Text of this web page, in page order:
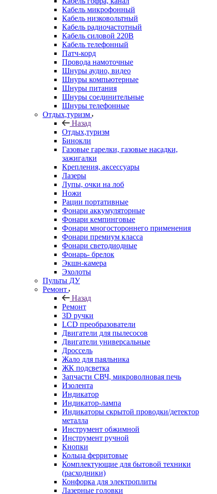
Кабель микрофонный
Кабель низковольтный
Кабель радиочастотный
Кабель силовой 220В
Кабель телефонный
Патч-корд
Провода намоточные
Шнуры аудио, видео
Шнуры компьютерные
Шнуры питания
Шнуры соединительные
Шнуры телефонные
Отдых,туризм
Назад
Отдых,туризм
Бинокли
Газовые гарелки, газовые насадки,
зажигалки
Крепления, аксессуары
Лазеры
Лупы, очки на лоб
Ножи
Рации портативные
Фонари аккумуляторные
Фонари кемпинговые
Фонари многостороннего применения
Фонари премиум класса
Фонари светодиодные
Фонарь- брелок
Экшн-камера
Эхолоты
Пульты ДУ
Ремонт
Назад
Ремонт
3D ручки
LCD преобразователи
Двигатели для пылесосов
Двигатели универсальные
Дроссель
Жало для паяльника
ЖК подсветка
Запчасти СВЧ, микроволновая печь
Изолента
Индикатор
Индикатор-лампа
Индикаторы скрытой проводки/детектор
металла
Инструмент обжимной
Инструмент ручной
Кнопки
Кольца ферритовые
Комплектующие для бытовой техники
(расходники)
Конфорка для электроплиты
Лазерные головки